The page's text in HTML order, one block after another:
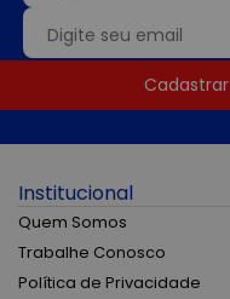
Cadastrar
Institucional
Quem Somos
Trabalhe Conosco
Política de Privacidade